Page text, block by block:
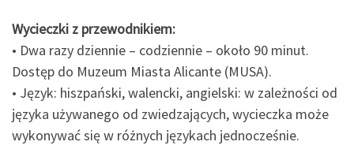
Wycieczki z przewodnikiem:
• Dwa razy dziennie – codziennie – około 90 minut.
Dostęp do Muzeum Miasta Alicante (MUSA).
• Język: hiszpański, walencki, angielski: w zależności od
języka używanego od zwiedzających, wycieczka może
wykonywać się w różnych językach jednocześnie.